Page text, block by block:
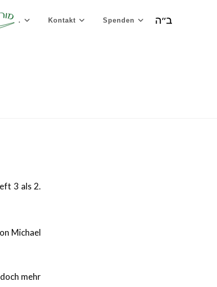
. Kontakt Spenden
3 als 2.
Michael
mehr